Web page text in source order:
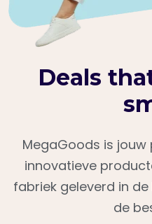
Deals
MegaGoods is
innovatieve
fabriek geleverd in
de